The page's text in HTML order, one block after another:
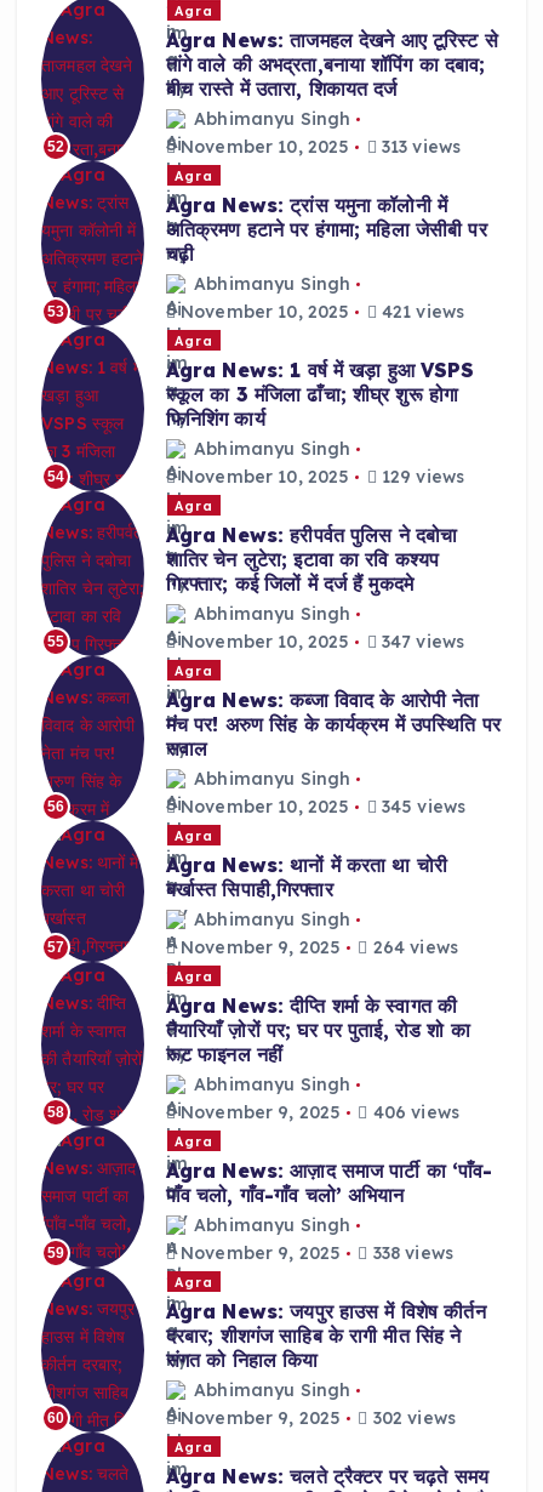
52
Agra
Agra News: ताजमहल देखने आए टूरिस्ट से
तांगे वाले की अभद्रता,बनाया शॉपिंग का दबाव;
बीच रास्ते में उतारा, शिकायत दर्ज
Abhimanyu Singh
November 10, 2025
313 views
53
Agra
Agra News: ट्रांस यमुना कॉलोनी में
अतिक्रमण हटाने पर हंगामा; महिला जेसीबी पर
चढ़ी
Abhimanyu Singh
November 10, 2025
421 views
54
Agra
Agra News: 1 वर्ष में खड़ा हुआ VSPS
स्कूल का 3 मंजिला ढाँचा; शीघ्र शुरू होगा
फिनिशिंग कार्य
Abhimanyu Singh
November 10, 2025
129 views
55
Agra
Agra News: हरीपर्वत पुलिस ने दबोचा
शातिर चेन लुटेरा; इटावा का रवि कश्यप
गिरफ्तार; कई जिलों में दर्ज हैं मुकदमे
Abhimanyu Singh
November 10, 2025
347 views
56
Agra
Agra News: कब्जा विवाद के आरोपी नेता
मंच पर! अरुण सिंह के कार्यक्रम में उपस्थिति पर
सवाल
Abhimanyu Singh
November 10, 2025
345 views
57
Agra
Agra News: थानों में करता था चोरी
बर्खास्त सिपाही,गिरफ्तार
Abhimanyu Singh
November 9, 2025
264 views
58
Agra
Agra News: दीप्ति शर्मा के स्वागत की
तैयारियाँ ज़ोरों पर; घर पर पुताई, रोड शो का
रूट फाइनल नहीं
Abhimanyu Singh
November 9, 2025
406 views
59
Agra
Agra News: आज़ाद समाज पार्टी का ‘पाँव-
पाँव चलो, गाँव-गाँव चलो’ अभियान
Abhimanyu Singh
November 9, 2025
338 views
60
Agra
Agra News: जयपुर हाउस में विशेष कीर्तन
दरबार; शीशगंज साहिब के रागी मीत सिंह ने
संगत को निहाल किया
Abhimanyu Singh
November 9, 2025
302 views
Agra
Agra News: चलते ट्रैक्टर पर चढ़ते समय